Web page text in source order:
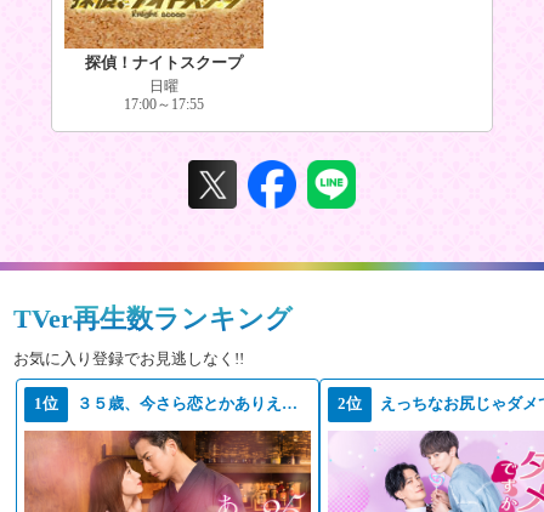
探偵！ナイトスクープ
日曜
17:00～17:55
TVer再生数ランキング
お気に入り登録でお見逃しなく!!
1位 ３５歳、今さら恋とかありえない 2位 えっちなお尻じゃダメ